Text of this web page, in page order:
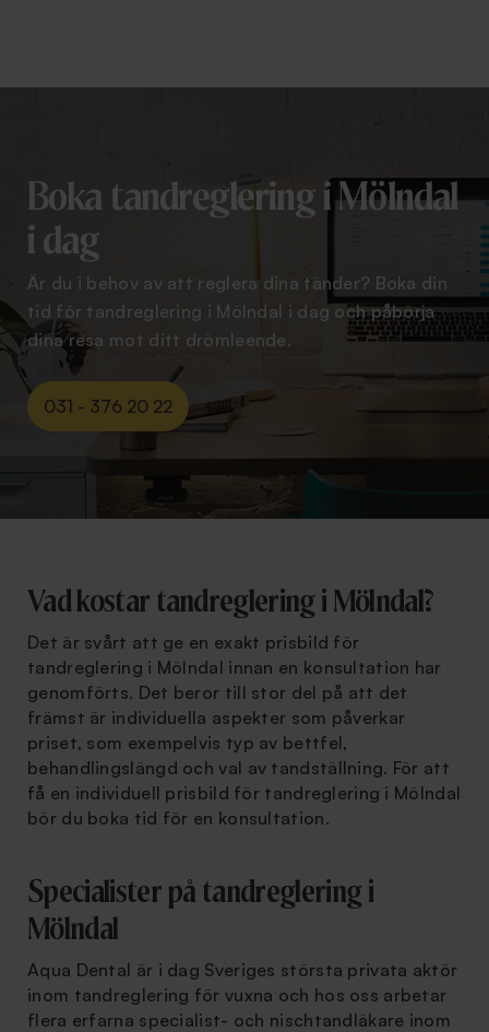
Boka tandreglering i Mölndal
i dag
Är du i behov av att reglera dina tänder? Boka din
tid för tandreglering i Mölndal i dag och påbörja
dina resa mot ditt drömleende.
031 - 376 20 22
Vad kostar tandreglering i Mölndal?
Det är svårt att ge en exakt prisbild för
tandreglering i Mölndal innan en konsultation har
genomförts. Det beror till stor del på att det
främst är individuella aspekter som påverkar
priset, som exempelvis typ av bettfel,
behandlingslängd och val av tandställning. För att
få en individuell prisbild för tandreglering i Mölndal
bör du boka tid för en konsultation.
Specialister på tandreglering i
Mölndal
Aqua Dental är i dag Sveriges största privata aktör
inom tandreglering för vuxna och hos oss arbetar
flera erfarna specialist- och nischtandläkare inom